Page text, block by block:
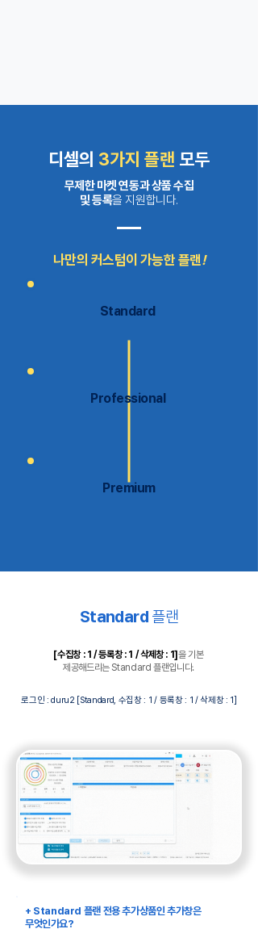
디셀의 3가지 플랜 모두
무제한 마켓 연동과 상품 수집
및 등록을 지원합니다.
나만의 커스텀이 가능한 플랜!
Standard
Professional
Premium
Standard 플랜
[수집창 : 1 / 등록창 : 1 / 삭제창 : 1] 을 기본
제공해드리는 Standard 플랜입니다.
로그인 : duru2 [Standard, 수집창 : 1 / 등록창 : 1 / 삭제창 : 1]
+ Standard 플랜 전용 추가상품인 추가창은
무엇인가요?